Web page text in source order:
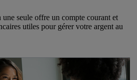
seule offre un compte courant et
utiles pour gérer votre argent au